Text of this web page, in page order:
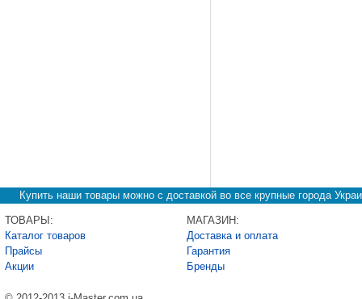
Купить наши товары можно с доставкой во все крупные города
ТОВАРЫ:
Каталог товаров
Прайсы
Акции
МАГАЗИН:
Доставка и оплата
Гарантия
Бренды